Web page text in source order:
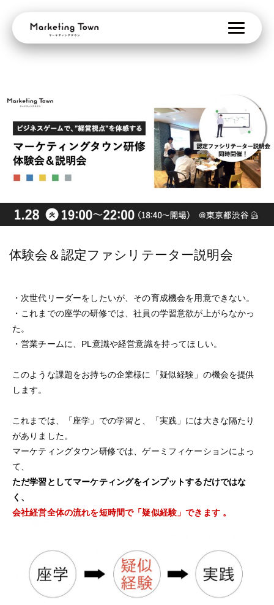
体験会＆認定ファシリテーター説明会
・次世代リーダーをしたいが、その育成機会を用意できない。
・これまでの座学の研修では、社員の学習意欲が上がらなかっ
た。
・営業チームに、PL意識や経営意識を持ってほしい。
このような課題をお持ちの企業様に「疑似経験」の機会を提供
します。
これまでは、「座学」での学習と、「実践」には大きな隔たり
がありました。
マーケティングタウン研修では、ゲーミフィケーションによっ
て、
ただ学習としてマーケティングをインプットするだけではな
く、
会社経営全体の流れを短時間で「疑似経験」できます 。